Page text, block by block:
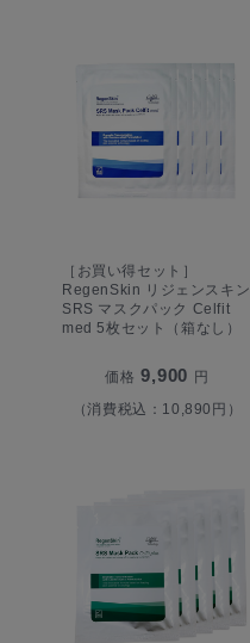
［お買い得セット］
RegenSkin リジェンスキン
SRS マスクパック Celfit
med 5枚セット（箱なし）
価格 9,900 円
（消費税込：10,890円）